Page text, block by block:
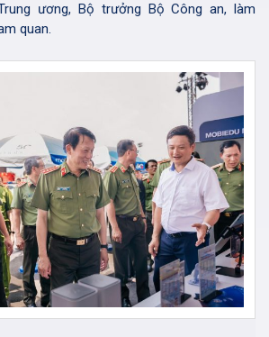
ương, Bộ trưởng Bộ Công an, làm
quan.